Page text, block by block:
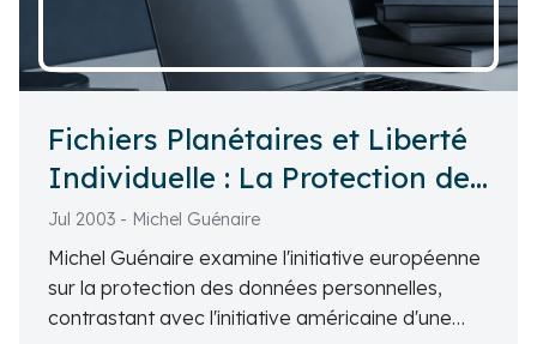
Fichiers Planétaires et Liberté
Individuelle : La Protection de
la Personne
Jul 2003 - Michel Guénaire
Michel Guénaire examine l'initiative européenne
sur la protection des données personnelles,
contrastant avec l'initiative américaine d'une